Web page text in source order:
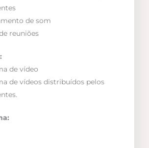
de som
reuniões
de vídeo
de vídeos distribuídos pelos